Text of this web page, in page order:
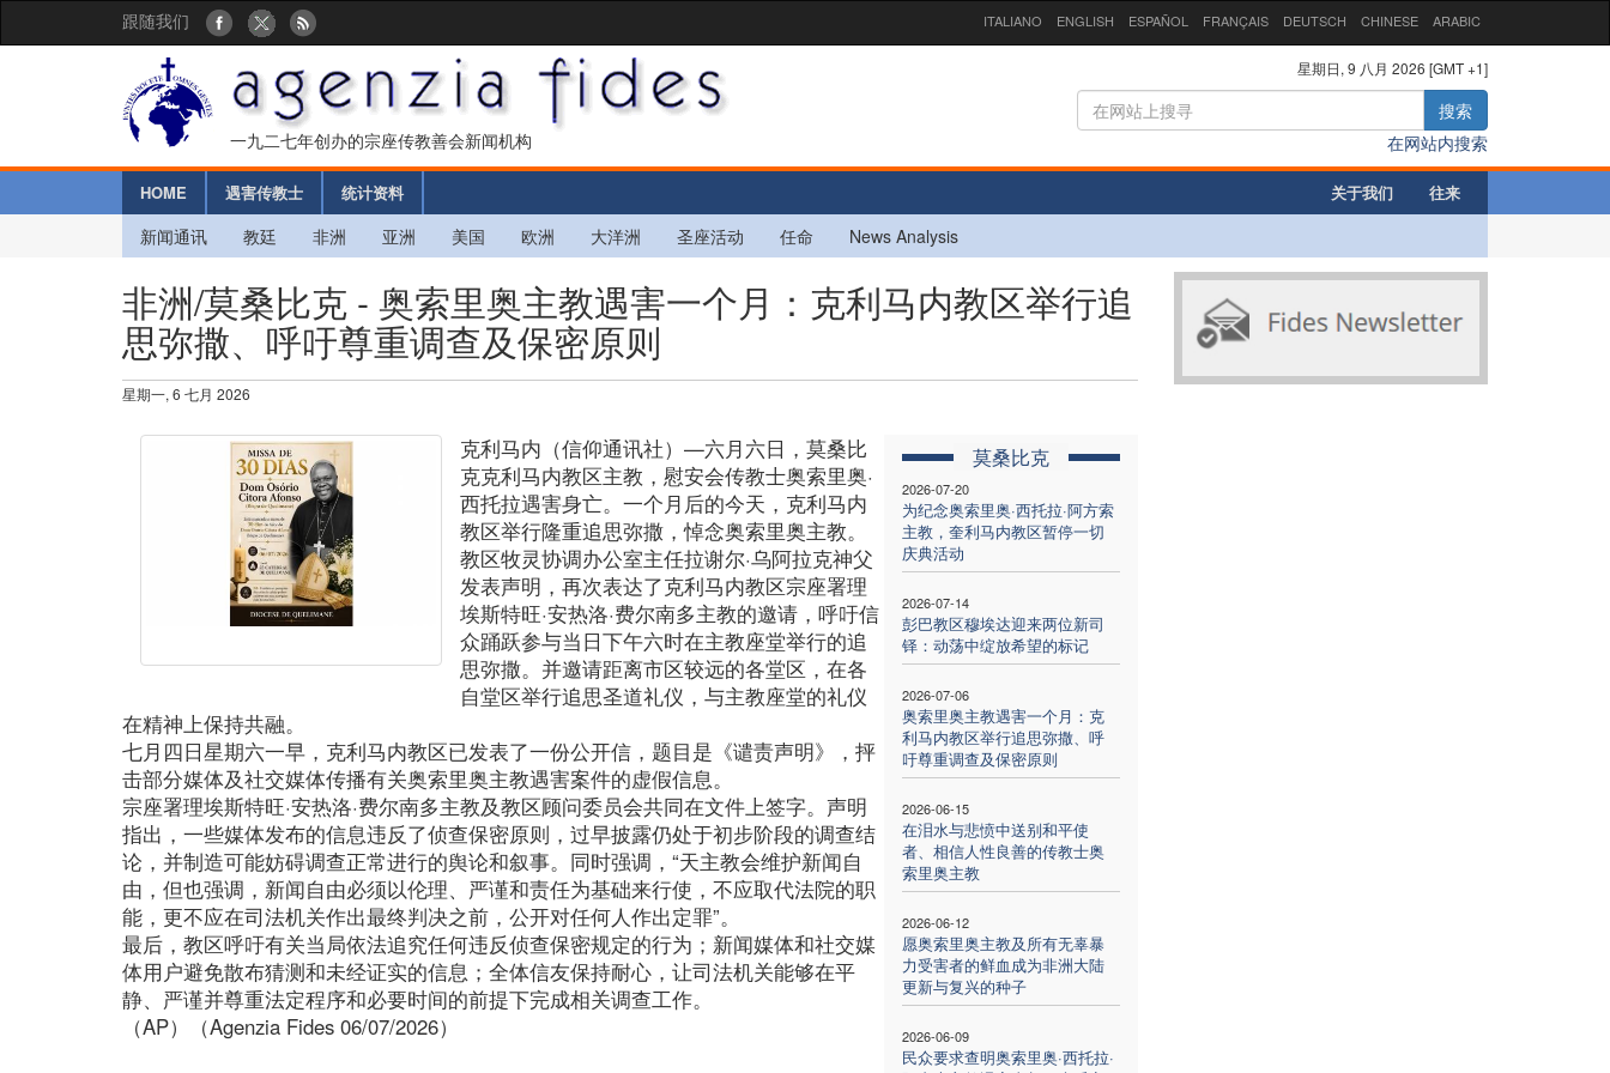
跟随我们 ITALIANO ENGLISH ESPAÑOL FRANÇAIS DEUTSCH CHINESE ARABIC
一九二七年创办的宗座传教善会新闻机构
星期日, 9 八月 2026 [GMT +1]
搜索
在网站内搜索
HOME 遇害传教士 统计资料 关于我们 往来
新闻通讯 教廷 非洲 亚洲 美国 欧洲 大洋洲 圣座活动 任命 News Analysis
非洲/莫桑比克 - 奥索里奥主教遇害一个月：克利马内教区举行追
思弥撒、呼吁尊重调查及保密原则
星期一, 6 七月 2026
莫桑比克
2026-07-20
为纪念奥索里奥·西托拉·阿方索
主教，奎利马内教区暂停一切
庆典活动
2026-07-14
彭巴教区穆埃达迎来两位新司
铎：动荡中绽放希望的标记
2026-07-06
奥索里奥主教遇害一个月：克
利马内教区举行追思弥撒、呼
吁尊重调查及保密原则
2026-06-15
在泪水与悲愤中送别和平使
者、相信人性良善的传教士奥
索里奥主教
2026-06-12
愿奥索里奥主教及所有无辜暴
力受害者的鲜血成为非洲大陆
更新与复兴的种子
2026-06-09
民众要求查明奥索里奥·西托拉·
克利马内（信仰通讯社）—六月六日，莫桑比
克克利马内教区主教，慰安会传教士奥索里奥·
西托拉遇害身亡。一个月后的今天，克利马内
教区举行隆重追思弥撒，悼念奥索里奥主教。
教区牧灵协调办公室主任拉谢尔·乌阿拉克神父
发表声明，再次表达了克利马内教区宗座署理
埃斯特旺·安热洛·费尔南多主教的邀请，呼吁信
众踊跃参与当日下午六时在主教座堂举行的追
思弥撒。并邀请距离市区较远的各堂区，在各
自堂区举行追思圣道礼仪，与主教座堂的礼仪
在精神上保持共融。
七月四日星期六一早，克利马内教区已发表了一份公开信，题目是《谴责声明》，抨
击部分媒体及社交媒体传播有关奥索里奥主教遇害案件的虚假信息。
宗座署理埃斯特旺·安热洛·费尔南多主教及教区顾问委员会共同在文件上签字。声明
指出，一些媒体发布的信息违反了侦查保密原则，过早披露仍处于初步阶段的调查结
论，并制造可能妨碍调查正常进行的舆论和叙事。同时强调，“天主教会维护新闻自
由，但也强调，新闻自由必须以伦理、严谨和责任为基础来行使，不应取代法院的职
能，更不应在司法机关作出最终判决之前，公开对任何人作出定罪”。
最后，教区呼吁有关当局依法追究任何违反侦查保密规定的行为；新闻媒体和社交媒
体用户避免散布猜测和未经证实的信息；全体信友保持耐心，让司法机关能够在平
静、严谨并尊重法定程序和必要时间的前提下完成相关调查工作。
（AP）（Agenzia Fides 06/07/2026）